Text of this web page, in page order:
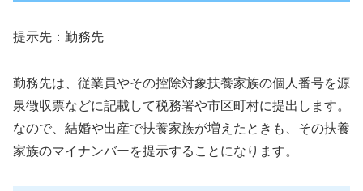
提示先：勤務先
勤務先は、従業員やその控除対象扶養家族の個人番号を源
泉徴収票などに記載して税務署や市区町村に提出します。
なので、結婚や出産で扶養家族が増えたときも、その扶養
家族のマイナンバーを提示することになります。